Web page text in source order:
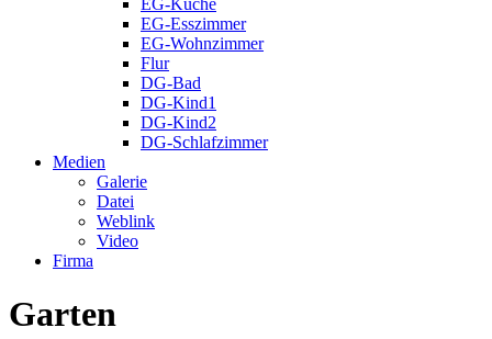
EG-Esszimmer
EG-Wohnzimmer
Flur
DG-Bad
DG-Kind1
DG-Kind2
DG-Schlafzimmer
Medien
Galerie
Datei
Weblink
Video
Firma
Garten